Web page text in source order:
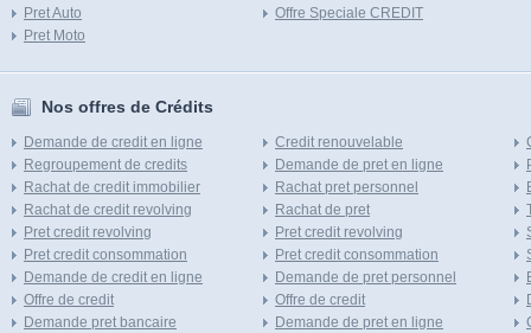
Pret Auto
Pret Moto
Offre Speciale CREDIT
Nos offres de Crédits
Demande de credit en ligne
Regroupement de credits
Rachat de credit immobilier
Rachat de credit revolving
Pret credit revolving
Pret credit consommation
Demande de credit en ligne
Offre de credit
Demande pret bancaire
Credit renouvelable
Demande de pret en ligne
Rachat pret personnel
Rachat de pret
Pret credit revolving
Pret credit consommation
Demande de pret personnel
Offre de credit
Demande de pret en ligne